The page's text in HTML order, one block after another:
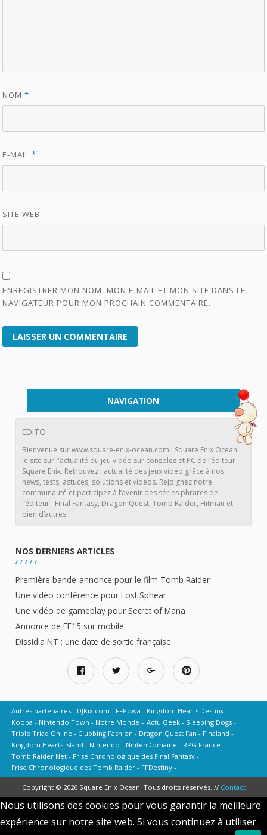
NOM*
E-MAIL*
SITE WEB
ENREGISTRER MON NOM, MON E-MAIL ET MON SITE DANS LE
NAVIGATEUR POUR MON PROCHAIN COMMENTAIRE.
NAVIGATION
EDITO
Bienvenue sur www.square-enix-ocean.com ! Square Enix Ocean :
le site sur l'actualité du jeu vidéo sur consoles et PC de l’éditeur
Square Enix. Retrouvez l'actualité des jeux vidéo grâce à nos
news, tests, astuces, solutions et vidéos. Rejoignez notre
communauté et participez à l’avenir des séries phrares de
l’éditeur : Final Fantasy, Dragon Quest, Tomb Raider, Hitman et
bien d’autres !
NOS DERNIERS ARTICLES
Première bande-annonce pour le film Tomb Raider
Une vidéo conférence pour Lost Sphear
Une vidéo de gameplay pour Secret of Mana
Annonce de FF15 sur mobile
Dissidia NT : une date de sortie française
Autres partenaires DJKix.com FFPowa
Kingdom Hearts Destiny
Koopa
Nintendo Town Notre Monde – Actu Geek
Sleeping Dogs
Triple Triad Online
Clubbing Fashion Dragon Quest Fan
Finaland
Kingdom Hearts Island
Nintendo NintenDomaine
RPG France
Tomb Raider Net
Frise Chronologique des Final Fantasy
Frise Chronologique des Tomb Raider
FFDestiny
Copyright © 2026 Square Enix Ocean. Tous droits réservés. // Contact
Nous utilisons des cookies pour vous garantir la meilleure
expérience sur notre site web. Si vous continuez à utiliser